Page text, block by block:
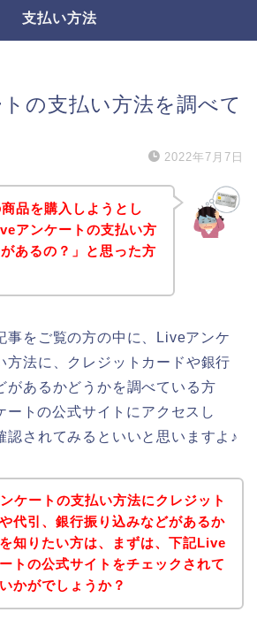
支払い方法
の支払い方法を調べて
2022年7月7日
品を購入しようとし
アンケートの支払い方
あるの？」と思った方
事をご覧の方の中に、Liveアンケ
方法に、クレジットカードや銀行
があるかどうかを調べている方
ートの公式サイトにアクセスし
認されてみるといいと思いますよ♪
ケートの支払い方法にクレジット
代引、銀行振り込みなどがあるか
知りたい方は、まずは、下記Live
トの公式サイトをチェックされて
かがでしょうか？